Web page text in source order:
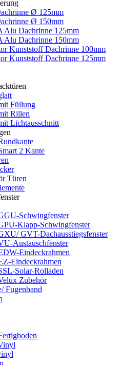
Ø 125mm
Ø 150mm
Alu Dachrinne 125mm
Alu Dachrinne 150mm
Kunststoff Dachrinne 100mm
Kunststoff Dachrinne 125mm
Füllung
Rillen
Lichtausschnitt
2 Kante
Türen
Schwingfenster
Klapp-Schwingfenster
GVT-Dachausstiegsfenster
Austauschfenster
Eindeckrahmen
Eindeckrahmen
Solar-Rolladen
Zubehör
Fugenband